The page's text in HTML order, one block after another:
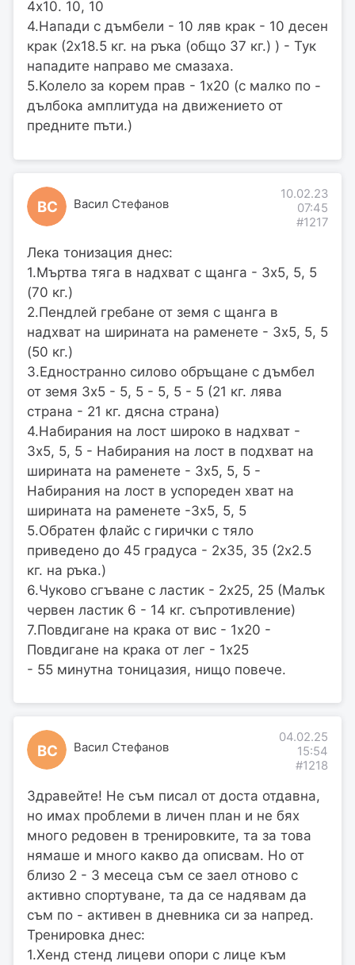
4х10. 10, 10
4.Напади с дъмбели - 10 ляв крак - 10 десен
крак (2х18.5 кг. на ръка (общо 37 кг.) ) - Тук
нападите направо ме смазаха.
5.Колело за корем прав - 1х20 (с малко по -
дълбока амплитуда на движението от
предните пъти.)
ВС Васил Стефанов
10.02.23
07:45
#1217
Лека тонизация днес:
1.Мъртва тяга в надхват с щанга - 3х5, 5, 5
(70 кг.)
2.Пендлей гребане от земя с щанга в
надхват на ширината на раменете - 3х5, 5, 5
(50 кг.)
3.Едностранно силово обръщане с дъмбел
от земя 3х5 - 5, 5 - 5, 5 - 5 (21 кг. лява
страна - 21 кг. дясна страна)
4.Набирания на лост широко в надхват -
3х5, 5, 5 - Набирания на лост в подхват на
ширината на раменете - 3х5, 5, 5 -
Набирания на лост в успореден хват на
ширината на раменете -3х5, 5, 5
5.Обратен флайс с гирички с тяло
приведено до 45 градуса - 2х35, 35 (2х2.5
кг. на ръка.)
6.Чуково сгъване с ластик - 2х25, 25 (Малък
червен ластик 6 - 14 кг. съпротивление)
7.Повдигане на крака от вис - 1х20 -
Повдигане на крака от лег - 1х25
- 55 минутна тоницазия, нищо повече.
ВС Васил Стефанов
04.02.25
15:54
#1218
Здравейте! Не съм писал от доста отдавна,
но имах проблеми в личен план и не бях
много редовен в тренировките, та за това
нямаше и много какво да описвам. Но от
близо 2 - 3 месеца съм се заел отново с
активно спортуване, та да се надявам да
съм по - активен в дневника си за напред.
Тренировка днес:
1.Хенд стенд лицеви опори с лице към